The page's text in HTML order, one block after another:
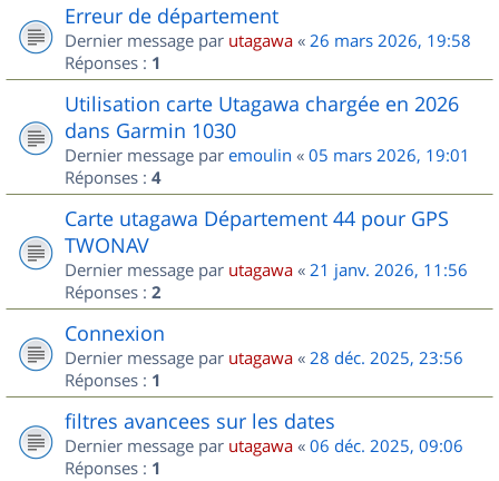
Erreur de département
Dernier message par utagawa « 26 mars 2026, 19:58
Réponses : 1
Utilisation carte Utagawa chargée en 2026
dans Garmin 1030
Dernier message par emoulin « 05 mars 2026, 19:01
Réponses : 4
Carte utagawa Département 44 pour GPS
TWONAV
Dernier message par utagawa « 21 janv. 2026, 11:56
Réponses : 2
Connexion
Dernier message par utagawa « 28 déc. 2025, 23:56
Réponses : 1
filtres avancees sur les dates
Dernier message par utagawa « 06 déc. 2025, 09:06
Réponses : 1